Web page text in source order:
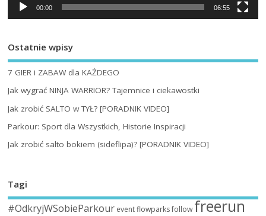
00:00 06:55
Ostatnie wpisy
7 GIER i ZABAW dla KAŻDEGO
Jak wygrać NINJA WARRIOR? Tajemnice i ciekawostki
Jak zrobić SALTO w TYŁ? [PORADNIK VIDEO]
Parkour: Sport dla Wszystkich, Historie Inspiracji
Jak zrobić salto bokiem (sideflipa)? [PORADNIK VIDEO]
Tagi
#OdkryjWSobieParkour event flowparks followfreerun